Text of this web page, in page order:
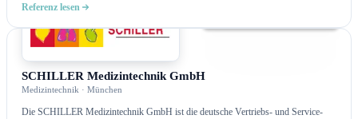
Referenz lesen
Intranet
SCHILLER Medizintechnik GmbH
Medizintechnik · München
Die SCHILLER Medizintechnik GmbH ist die deutsche Vertriebs- und Service-